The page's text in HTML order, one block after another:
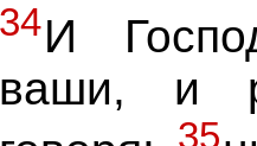
34И
ваши, и
35